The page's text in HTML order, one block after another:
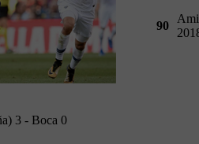
3 - Boca 0
90